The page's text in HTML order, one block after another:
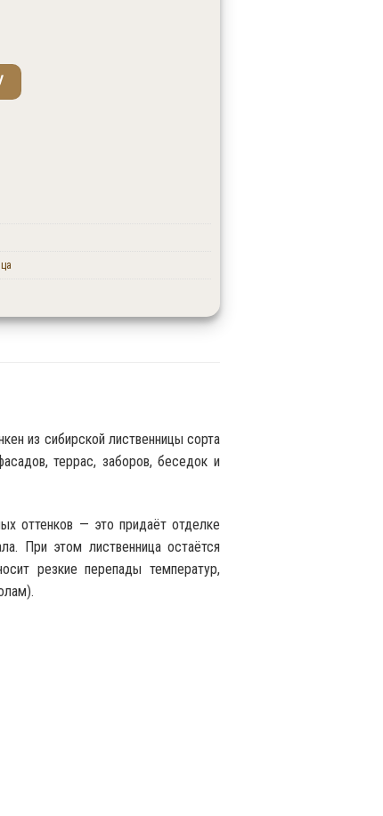
20x90x3500 сорт ВС
из сибирской лиственницы сорта
террас, заборов, беседок и
оттенков — это придаёт отделке
При этом лиственница остаётся
резкие перепады температур,